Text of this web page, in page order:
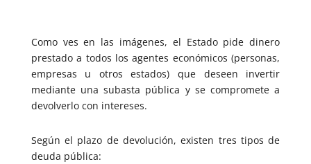
Como ves en las imágenes, el Estado pide dinero
prestado a todos los agentes económicos (personas,
empresas u otros estados) que deseen invertir
mediante una subasta pública y se compromete a
devolverlo con intereses.
Según el plazo de devolución, existen tres tipos de
deuda pública: